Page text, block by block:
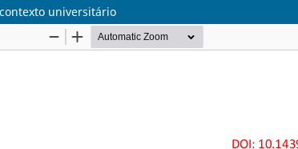
universitário